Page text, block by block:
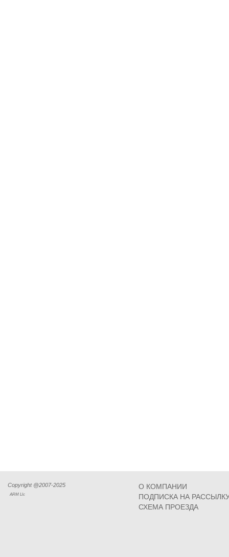
Copyright @2007-2025
ARM Llc
О КОМПАНИИ
ПОДПИСКА НА
СХЕМА ПРОЕЗДА